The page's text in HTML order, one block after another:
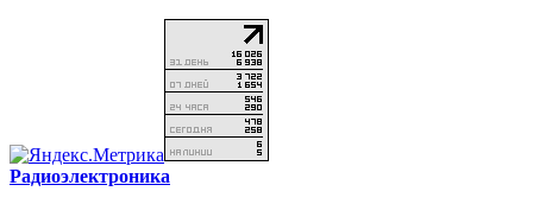
Радиоэлектроника